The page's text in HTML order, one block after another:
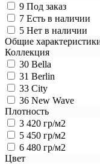
9 Под заказ
7 Есть в наличии
5 Нет в наличии
Общие
Коллекция
30 Bella
31 Berlin
33 City
36 New Wave
Плотность
3 420 гр/м2
5 450 гр/м2
6 480 гр/м2
Цвет